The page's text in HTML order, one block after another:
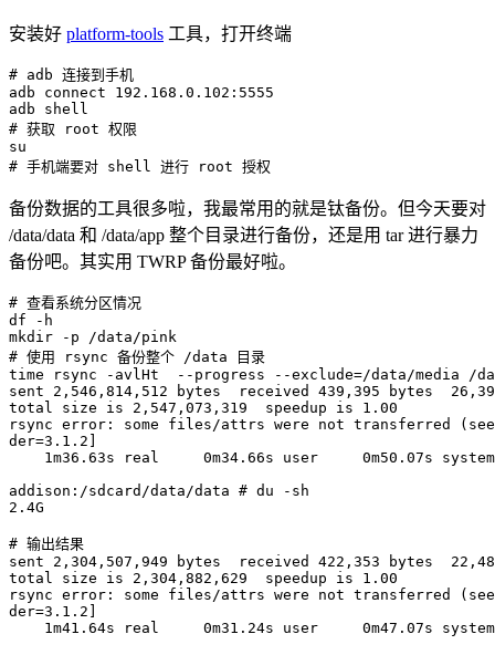
安装好 platform-tools 工具，打开终端
# adb 连接到手机
adb connect 192.168 .0.102:5555
# 获取 root 权限
su
# 手机端要对 shell 进行 root 授权
备份数据的工具很多啦，我最常用的就是钛备份。但今天要对
/data/data 和 /data/app 整个目录进行备份，还是用 tar 进行暴力
备份吧。其实用 TWRP 备份最好啦。
# 查看系统分区情况
df
-h
mkdir
-p
# 使用 rsync 备份整个 /data 目录
time
rsync -avlHt --progress --exclude=/data/media /
sent 2,546 ,814,512 bytes  received 439,395 bytes
total size is 2,547 ,073,319  speedup is 1.00
rsync error: some files/attrs were not transferred (
der=3.1 .2
    1m36.63s real     0m34.66s user     0m50.07s system
addison:/sdcard/data/data # du -sh
2 .4G
# 输出结果
sent 2,304 ,507,949 bytes  received 422,353 bytes
total size is 2,304 ,882,629  speedup is 1.00
rsync error: some files/attrs were not transferred (
der=3.1 .2
    1m41.64s real     0m31.24s user     0m47.07s system